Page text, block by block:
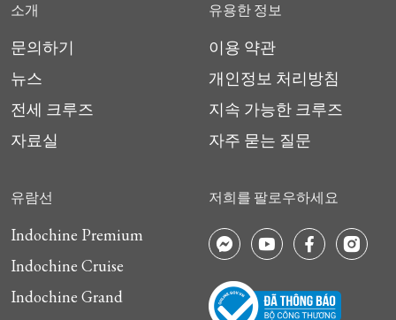
상할 수 있는 루프탑 바, 바다를 바라보며 여유를
즐길 수 있는 인피니티 풀, 그리고 선두에 위치한
미니 골프 코스까지 갖추어져 있습니다. 이 모든 시
속에서 특별한 라이프스타일 경험을 선사합니다.
안목 높은 여행객에게 Indochine Grand는 예술, 문
셔리 항해를 제공합니다.
안전과 평온함을 최우선으로 합니다. 다층 구조의
안전 구난 시스템과 20년 이상의 해양 경험을 지닌
전문 승무원이 함께하며, 모든 항해가 안전하고 완
벽한 여정이 되도록 보장합니다.
소개
문의하기
뉴스
전세 크루즈
자료실
유용한 정보
이용 약관
개인정보 처리방침
지속 가능한 크루즈
자주 묻는 질문
유람선
Indochine Premium
Indochine Cruise
Indochine Grand
저희를 팔로우하세요